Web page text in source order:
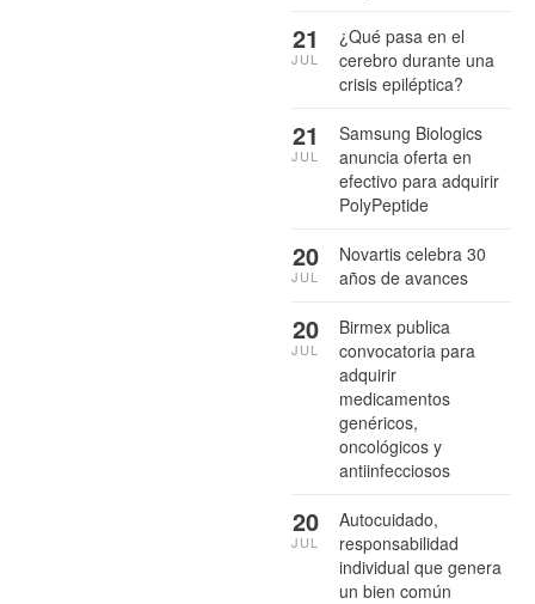
¿Qué pasa en el
cerebro durante una
crisis epiléptica?
21
JUL
Samsung Biologics
anuncia oferta en
efectivo para adquirir
PolyPeptide
21
JUL
Novartis celebra 30
años de avances
20
JUL
Birmex publica
convocatoria para
adquirir
medicamentos
genéricos,
oncológicos y
antiinfecciosos
20
JUL
Autocuidado,
responsabilidad
individual que genera
un bien común
20
JUL